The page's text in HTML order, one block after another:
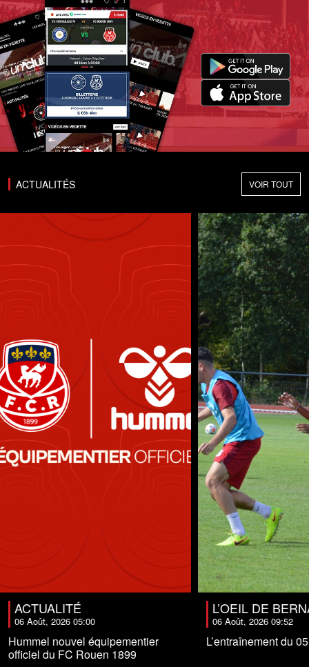
ACTUALITÉS VOIR TOUT
ACTUALITÉ
06 Août, 2026 05:00
Hummel nouvel équipementier
officiel du FC Rouen 1899
L’OEIL DE
06 Août, 2026 09:52
L’entraînement du